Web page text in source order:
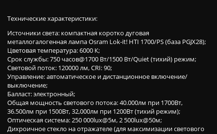
Технические характеристики:
Источники света: компактная коротко дуговая
металлогалогенная лампа Osram Lok-it! HTI 1700/PS (база PGJX28);
Цветовая температура: 6000 К;
Срок службы: 750 часов@1700 Вт/1500 Вт/Quiet (тихий) режим;
Световой поток: 120000 лм, CRI: 90;
Управление: автоматическое и дистанционное включение/
выключение;
Балласт: электронный;
Общая мощность светового потока: 40.000лм при 1700Вт,
36.500лм при 1500Вт, 32,000лм при 1200Вт (тихий режим);
Оптическая система: 250 000lux@5м, 2 500lux@50м;
Дихроичное стекло на отражателе (для максимизации светового